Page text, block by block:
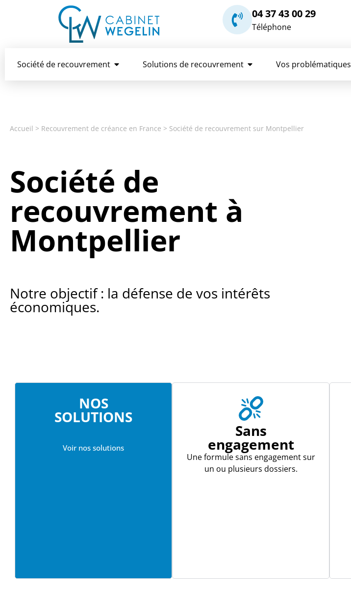
04 37 43 00 29
Téléphone
Société de recouvrement Solutions de recouvrement Vos problématiques
Accueil > Recouvrement de créance en France > Société de recouvrement sur Montpellier
Société de
recouvrement à
Montpellier
Notre objectif : la défense de vos intérêts
économiques.
NOS
SOLUTIONS
Voir nos solutions
Sans
engagement
Une formule sans engagement sur
un ou plusieurs dossiers.